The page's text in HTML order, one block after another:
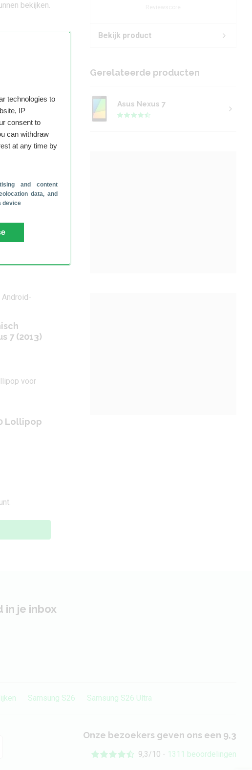
technologies to
IP
consent to
can withdraw
at any time by
and content
data, and
device
bekijken.
Reageer
7 (2013)
Lollipop
Bekijk product
Gerelateerde producten
Asus Nexus 7
in je inbox
Samsung S26 Samsung S26 Ultra
Onze bezoekers geven ons een 9,3
9,3/10 - 1311 beoordelingen